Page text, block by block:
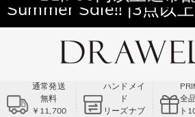
11,700円以上通常
Summer Sale!! |3点以
コード:VS2
通常発送
無料
￥11,700
ハンドメイ
ド
リーズナブ
全
ト